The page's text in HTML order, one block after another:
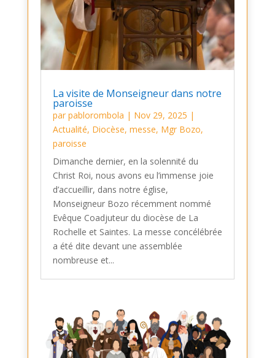
La visite de Monseigneur dans notre
paroisse
par pablorombola | Nov 29, 2025 |
Actualité, Diocèse, messe, Mgr Bozo,
paroisse
Dimanche dernier, en la solennité du
Christ Roi, nous avons eu l’immense joie
d’accueillir, dans notre église,
Monseigneur Bozo récemment nommé
Evêque Coadjuteur du diocèse de La
Rochelle et Saintes. La messe concélébrée
a été dite devant une assemblée
nombreuse et...